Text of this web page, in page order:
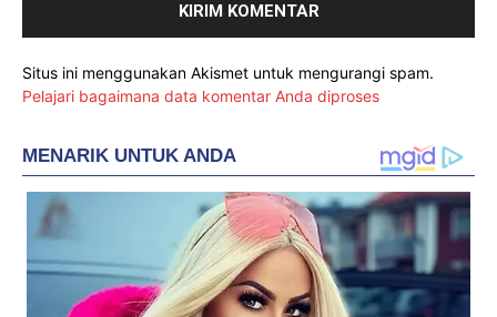
Situs ini menggunakan Akismet untuk mengurangi spam.
Pelajari bagaimana data komentar Anda diproses